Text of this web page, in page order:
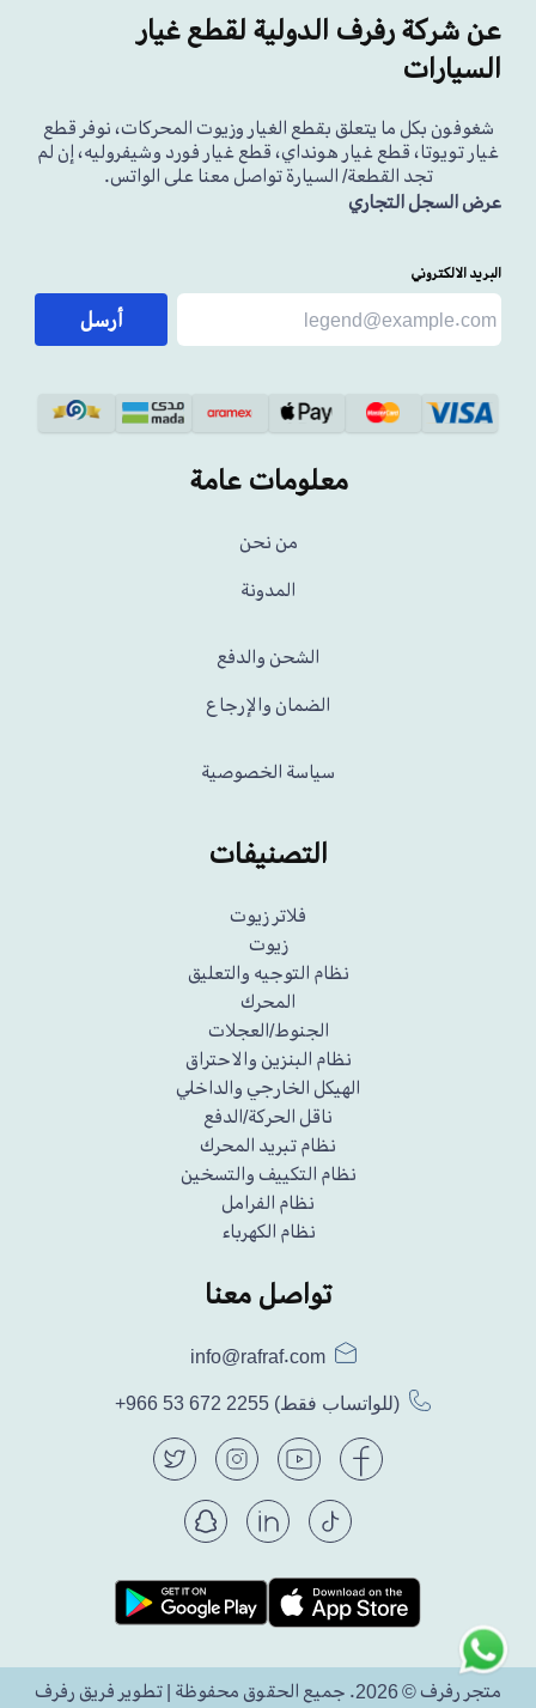
عن شركة رفرف الدولية لقطع غيار
السيارات
شغوفون بكل ما يتعلق بقطع الغيار وزيوت المحركات، نوفر قطع
غيار تويوتا، قطع غيار هونداي، قطع غيار فورد وشيفروليه، إن لم
تجد القطعة/ السيارة تواصل معنا على الواتس.
عرض السجل التجاري
البريد الالكتروني
أرسل
معلومات عامة
من نحن
المدونة
الشحن والدفع
الضمان والإرجاع
سياسة الخصوصية
التصنيفات
فلاتر زيوت
زيوت
نظام التوجيه والتعليق
المحرك
الجنوط/العجلات
نظام البنزين والاحتراق
الهيكل الخارجي والداخلي
ناقل الحركة/الدفع
نظام تبريد المحرك
نظام التكييف والتسخين
نظام الفرامل
نظام الكهرباء
تواصل معنا
info@rafraf.com
+966 53 672 2255 (للواتساب فقط)
متجر رفرف © 2026. جميع الحقوق محفوظة | تطوير فريق رفرف